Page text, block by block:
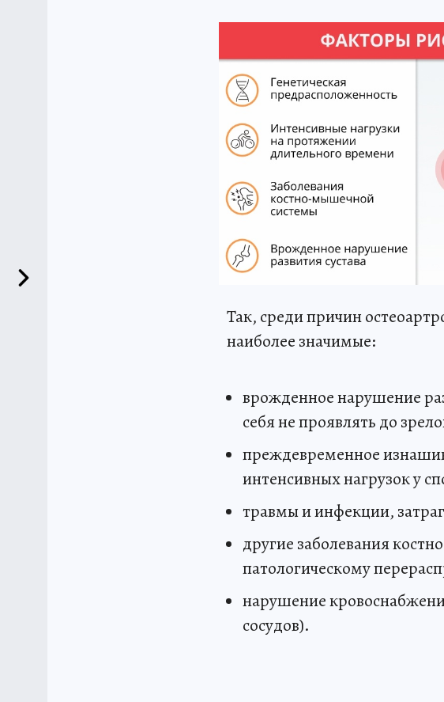
Так, среди причин
наиболее значимые:
врожденное нарушение
себя не проявлять до
преждевременное
интенсивных нагрузок у
травмы и инфекции,
другие заболевания
патологическому
нарушение
сосудов).